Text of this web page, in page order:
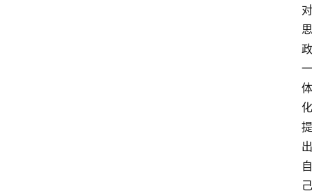
对
思
政
一
体
化
提
出
自
己